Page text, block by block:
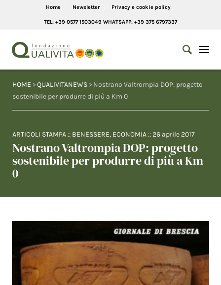
Home Newsletter Privacy e cookie policy
TEL: +39 0577 1503049 WHATSAPP: +39 375 6797337
HOME >QUALIVITANEWS > Nostrano Valtrompia DOP: progetto
sostenibile per produrre di più a Km 0
ARTICOLI STAMPA :: BENESSERE, ECONOMIA :: 26 aprile 2017
Nostrano Valtrompia DOP: progetto
sostenibile per produrre di più a Km
0